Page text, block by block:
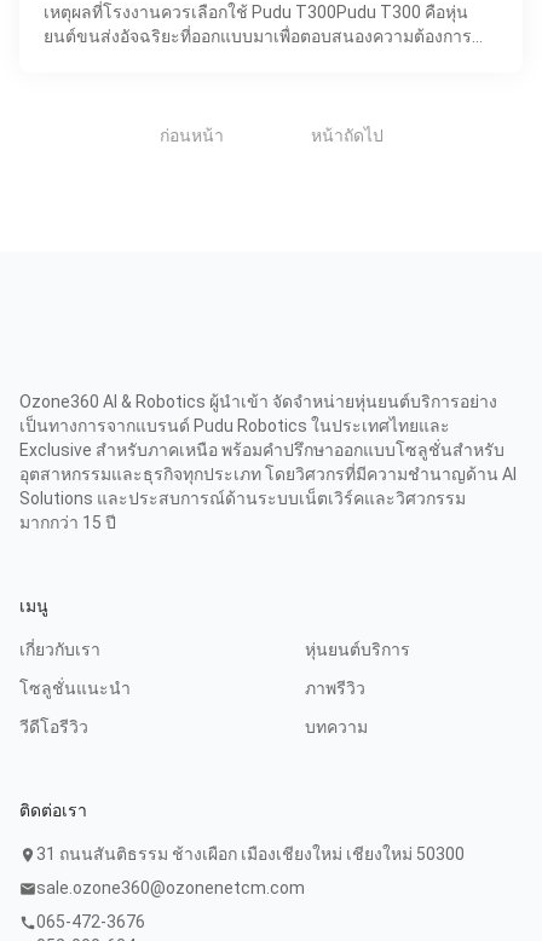
เหตุผลที่โรงงานควรเลือกใช้ Pudu T300Pudu T300 คือหุ่น
ยนต์ขนส่งอัจฉริยะที่ออกแบบมาเพื่อตอบสนองความต้องการ
ก่อนหน้า หน้าถัดไป
Ozone360 AI & Robotics ผู้นำเข้า จัดจำหน่ายหุ่นยนต์บริการอย่าง
เป็นทางการจากแบรนด์ Pudu Robotics ในประเทศไทยและ
Exclusive สำหรับภาคเหนือ พร้อมคำปรึกษาออกแบบโซลูชั่นสำหรับ
อุตสาหกรรมและธุรกิจทุกประเภท โดยวิศวกรที่มีความชำนาญด้าน AI
Solutions และประสบการณ์ด้านระบบเน็ตเวิร์คและวิศวกรรม
มากกว่า 15 ปี
เมนู
เกี่ยวกับเรา
หุ่นยนต์บริการ
โซลูชั่นแนะนำ
ภาพรีวิว
วีดีโอรีวิว
บทความ
ติดต่อเรา
location_on 31 ถนนสันติธรรม ช้างเผือก เมืองเชียงใหม่ เชียงใหม่ 50300
mailsale.ozone360@ozonenetcm.com
call065-472-3676